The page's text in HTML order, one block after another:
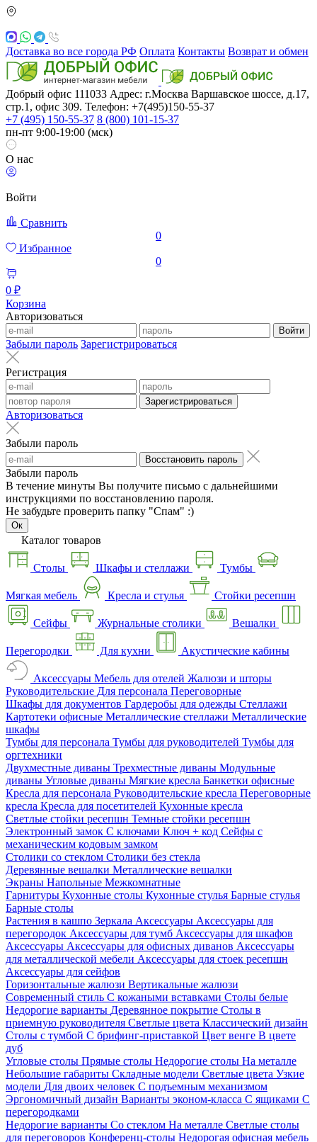
Доставка во все города РФ Оплата Контакты Возврат и обмен
Добрый офис 111033 Адрес: г.Москва Варшавское шоссе, д.17,
стр.1, офис 309. Телефон: +7(495)150-55-37
+7 (495) 150-55-37 8 (800) 101-15-37
пн-пт 9:00-19:00 (мск)
О нас
Войти
Сравнить
0
Избранное
0
0 ₽
Корзина
Авторизоваться
Войти
Забыли пароль Зарегистрироваться
Регистрация
Зарегистрироваться
Авторизоваться
Забыли пароль
Восстановить пароль
Забыли пароль
В течение минуты Вы получите письмо с дальнейшими
инструкциями по восстановлению пароля.
Не забудьте проверить папку "Спам" :)
Ок
Каталог товаров
Столы Шкафы и стеллажи Тумбы
Мягкая мебель Кресла и стулья Стойки ресепшн
Сейфы Журнальные столики Вешалки
Перегородки Для кухни Акустические кабины
Аксессуары Мебель для отелей Жалюзи и шторы
Руководительские Для персонала Переговорные
Шкафы для документов Гардеробы для одежды Стеллажи
Картотеки офисные Металлические стеллажи Металлические
шкафы
Тумбы для персонала Тумбы для руководителей Тумбы для
оргтехники
Двухместные диваны Трехместные диваны Модульные
диваны Угловые диваны Мягкие кресла Банкетки офисные
Кресла для персонала Руководительские кресла Переговорные
кресла Кресла для посетителей Кухонные кресла
Светлые стойки ресепшн Темные стойки ресепшн
Электронный замок С ключами Ключ + код Сейфы с
механическим кодовым замком
Столики со стеклом Столики без стекла
Деревянные вешалки Металлические вешалки
Экраны Напольные Межкомнатные
Гарнитуры Кухонные столы Кухонные стулья Барные стулья
Барные столы
Растения в кашпо Зеркала Аксессуары Аксессуары для
перегородок Аксессуары для тумб Аксессуары для шкафов
Аксессуары Аксессуары для офисных диванов Аксессуары
для металлической мебели Аксессуары для стоек ресепшн
Аксессуары для сейфов
Горизонтальные жалюзи Вертикальные жалюзи
Современный стиль С кожаными вставками Столы белые
Недорогие варианты Деревянное покрытие Столы в
приемную руководителя Светлые цвета Классический дизайн
Столы с тумбой С брифинг-приставкой Цвет венге В цвете
дуб
Угловые столы Прямые столы Недорогие столы На металле
Небольшие габариты Складные модели Светлые цвета Узкие
модели Для двоих человек С подъемным механизмом
Эргономичный дизайн Варианты эконом-класса С ящиками С
перегородками
Недорогие варианты Со стеклом На металле Светлые столы
для переговоров Конференц-столы Недорогая офисная мебель